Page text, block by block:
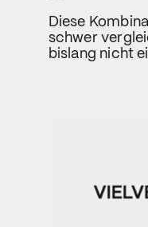
Diese
schwer
bislang nicht